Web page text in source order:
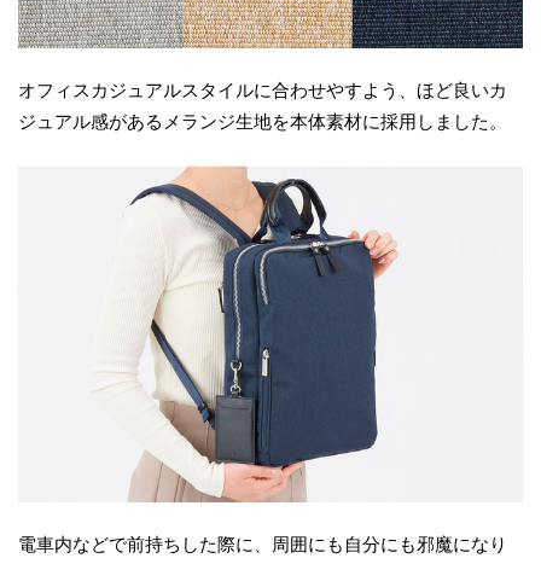
オフィスカジュアルスタイルに合わせやすよう、ほど良いカ
ジュアル感があるメランジ生地を本体素材に採用しました。
電車内などで前持ちした際に、周囲にも自分にも邪魔になり